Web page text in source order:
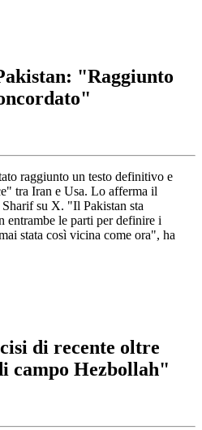
"Raggiunto
raggiunto un testo definitivo e
tra Iran e Usa. Lo afferma il
su X. "Il Pakistan sta
entrambe le parti per definire i
stata così vicina come ora", ha
di recente oltre
campo Hezbollah"